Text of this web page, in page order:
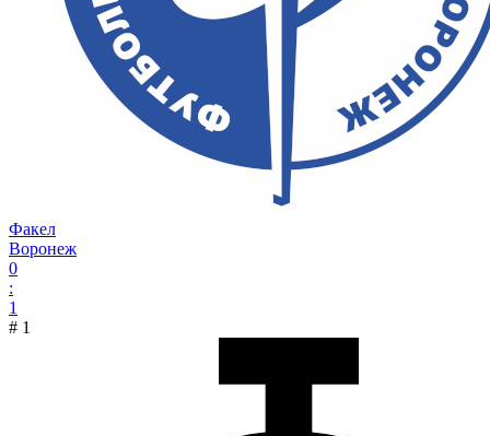
Факел
Воронеж
0
:
1
# 1